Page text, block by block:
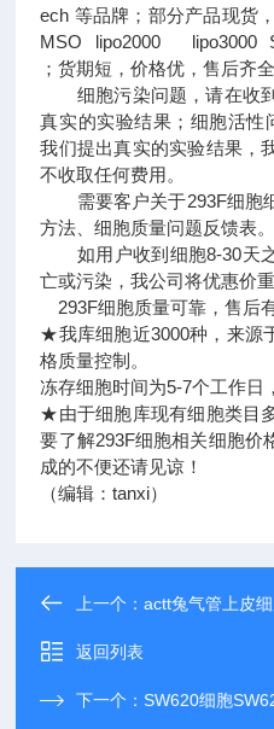
ech 等品牌；部分产品现货
MSO lipo2000 lipo3000
；货期短，价格优，售后齐全
细胞污染问题，请在收到
真实的实验结果；细胞活性
我们提出真实的实验结果，
不收取任何费用。
需要客户关于293F细胞
方法、细胞质量问题反馈表。
如用户收到细胞8-30天
亡或污染，我公司将优惠价
293F细胞质量可靠，售后
★我库细胞近3000种，来源
格质量控制。
冻存细胞时间为5-7个工作日
★由于细胞库现有细胞类目
要了解293F细胞相关细胞价
成的不便还请见谅！
（编辑：tanxi）
上一个：actt兔气管上皮
返回列表
下一个：SW620细胞